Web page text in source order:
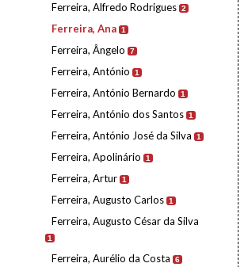
Ferreira, Alfredo Rodrigues 2
Ferreira, Ana 1
Ferreira, Ângelo 7
Ferreira, António 1
Ferreira, António Bernardo 1
Ferreira, António dos Santos 1
Ferreira, António José da Silva 1
Ferreira, Apolinário 1
Ferreira, Artur 1
Ferreira, Augusto Carlos 1
Ferreira, Augusto César da Silva
1
Ferreira, Aurélio da Costa 6